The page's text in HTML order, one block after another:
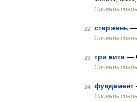
Словарь
22 стержень —
Словарь
23 три кита —
Словарь
24 фундамент
Словарь